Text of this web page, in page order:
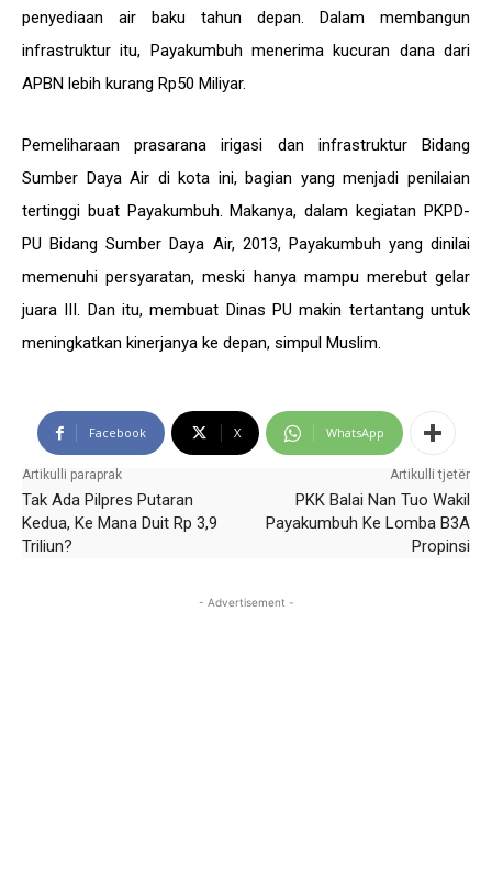
penyediaan air baku tahun depan. Dalam membangun
infrastruktur itu, Payakumbuh menerima kucuran dana dari
APBN lebih kurang Rp50 Miliyar.
Pemeliharaan prasarana irigasi dan infrastruktur Bidang
Sumber Daya Air di kota ini, bagian yang menjadi penilaian
tertinggi buat Payakumbuh. Makanya, dalam kegiatan PKPD-
PU Bidang Sumber Daya Air, 2013, Payakumbuh yang dinilai
memenuhi persyaratan, meski hanya mampu merebut gelar
juara III. Dan itu, membuat Dinas PU makin tertantang untuk
meningkatkan kinerjanya ke depan, simpul Muslim.
Facebook X WhatsApp
Artikulli paraprak
Tak Ada Pilpres Putaran
Kedua, Ke Mana Duit Rp 3,9
Triliun?
Artikulli tjetër
PKK Balai Nan Tuo Wakil
Payakumbuh Ke Lomba B3A
Propinsi
- Advertisement -